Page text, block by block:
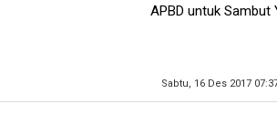
APBD untuk Sambut
Sabtu, 16 Des 2017